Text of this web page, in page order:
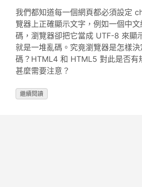
我們都知道每一個網頁都必須設定
覽器上正確顯示文字，例如一個中
碼，瀏覽器卻把它當成 UTF-8 來顯
就是一堆亂碼。究竟瀏覽器是怎樣
碼？HTML4 和 HTML5 對此是否有
甚麼需要注意？
繼續閱讀